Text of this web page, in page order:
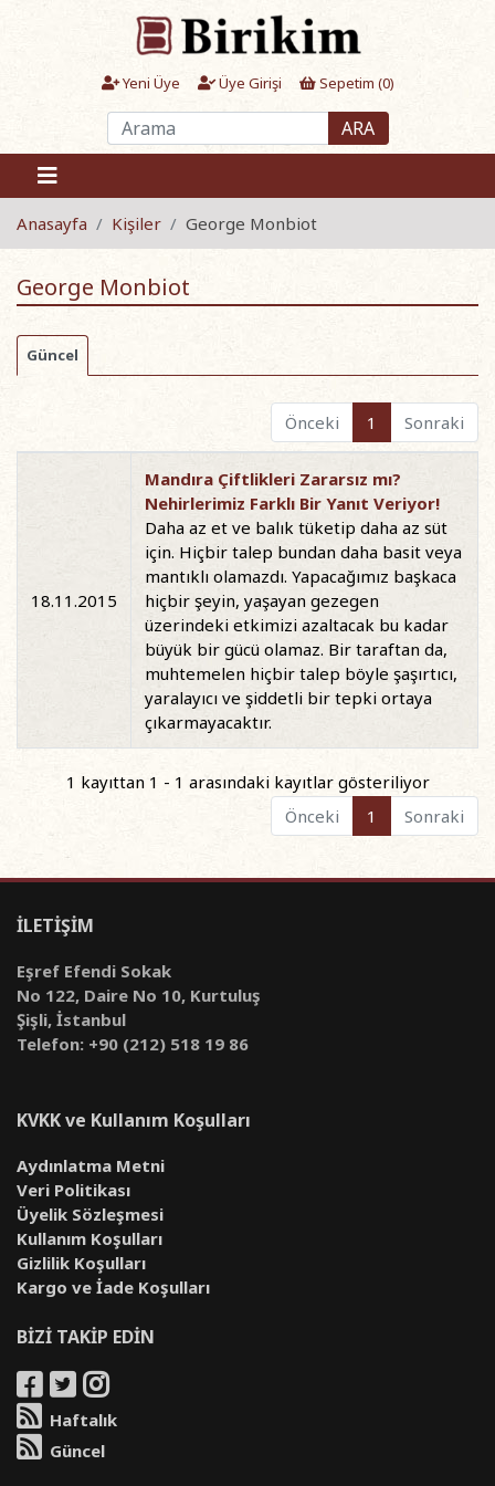
Yeni Üye Üye Girişi Sepetim (0)
ARA
Anasayfa Kişiler George Monbiot
George Monbiot
Güncel
Önceki 1 Sonraki
18.11.2015
Mandıra Çiftlikleri Zararsız mı?
Nehirlerimiz Farklı Bir Yanıt Veriyor!
Daha az et ve balık tüketip daha az süt
için. Hiçbir talep bundan daha basit veya
mantıklı olamazdı. Yapacağımız başkaca
hiçbir şeyin, yaşayan gezegen
üzerindeki etkimizi azaltacak bu kadar
büyük bir gücü olamaz. Bir taraftan da,
muhtemelen hiçbir talep böyle şaşırtıcı,
yaralayıcı ve şiddetli bir tepki ortaya
çıkarmayacaktır.
1 kayıttan 1 - 1 arasındaki kayıtlar gösteriliyor
Önceki
1 Sonraki
İLETİŞİM
Eşref Efendi Sokak
No 122, Daire No 10, Kurtuluş
Şişli, İstanbul
Telefon: +90 (212) 518 19 86
KVKK ve Kullanım Koşulları
Aydınlatma Metni
Veri Politikası
Üyelik Sözleşmesi
Kullanım Koşulları
Gizlilik Koşulları
Kargo ve İade Koşulları
BİZİ TAKİP EDİN
Haftalık
Güncel